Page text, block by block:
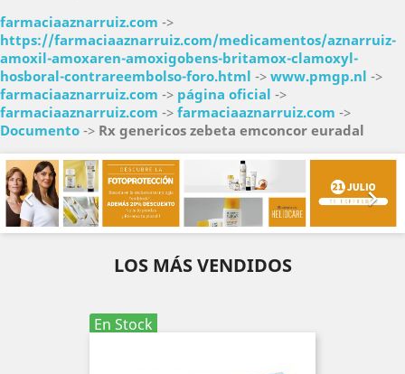
farmaciaaznarruiz.com ->
https://farmaciaaznarruiz.com/medicamentos/aznarruiz-
amoxil-amoxaren-amoxigobens-britamox-clamoxyl-
hosboral-contrareembolso-foro.html -> www.pmgp.nl ->
farmaciaaznarruiz.com -> página oficial ->
farmaciaaznarruiz.com -> farmaciaaznarruiz.com ->
Documento -> Rx genericos zebeta emconcor euradal

Anterior

LOS MÁS VENDIDOS
En Stock